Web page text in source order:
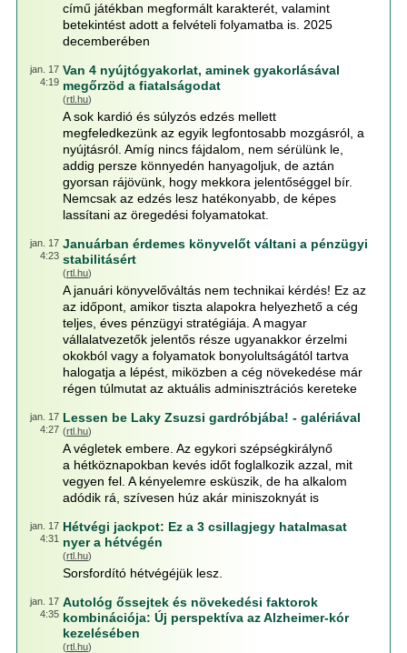
című játékban megformált karakterét, valamint
betekintést adott a felvételi folyamatba is. 2025
decemberében
jan. 17
4:19
Van 4 nyújtógyakorlat, aminek gyakorlásával
megőrzöd a fiatalságodat
(rtl.hu)
A sok kardió és súlyzós edzés mellett
megfeledkezünk az egyik legfontosabb mozgásról, a
nyújtásról. Amíg nincs fájdalom, nem sérülünk le,
addig persze könnyedén hanyagoljuk, de aztán
gyorsan rájövünk, hogy mekkora jelentőséggel bír.
Nemcsak az edzés lesz hatékonyabb, de képes
lassítani az öregedési folyamatokat.
jan. 17
4:23
Januárban érdemes könyvelőt váltani a pénzügyi
stabilitásért
(rtl.hu)
A januári könyvelőváltás nem technikai kérdés! Ez az
az időpont, amikor tiszta alapokra helyezhető a cég
teljes, éves pénzügyi stratégiája. A magyar
vállalatvezetők jelentős része ugyanakkor érzelmi
okokból vagy a folyamatok bonyolultságától tartva
halogatja a lépést, miközben a cég növekedése már
régen túlmutat az aktuális adminisztrációs kereteke
jan. 17
4:27
Lessen be Laky Zsuzsi gardróbjába! - galériával
(rtl.hu)
A végletek embere. Az egykori szépségkirálynő
a hétköznapokban kevés időt foglalkozik azzal, mit
vegyen fel. A kényelemre esküszik, de ha alkalom
adódik rá, szívesen húz akár miniszoknyát is
jan. 17
4:31
Hétvégi jackpot: Ez a 3 csillagjegy hatalmasat
nyer a hétvégén
(rtl.hu)
Sorsfordító hétvégéjük lesz.
jan. 17
4:35
Autológ őssejtek és növekedési faktorok
kombinációja: Új perspektíva az Alzheimer-kór
kezelésében
(rtl.hu)